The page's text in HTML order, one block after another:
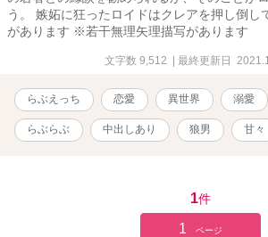
う。 嫉妬に狂ったロイドはクレアを押し倒
があります ※若干無理矢理描写があります
文字数 9,512 | 最終更新日
らぶえっち 恋愛 異世界 溺愛
らぶらぶ 中出しあり 狼男 甘々
1件
1 ページ